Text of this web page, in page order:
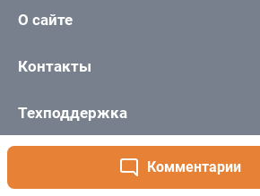
Комментарии